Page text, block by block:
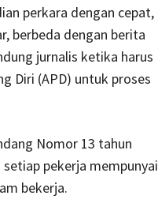
perkara dengan cepat,
berbeda dengan berita
jurnalis ketika harus
Diri (APD) untuk proses
Nomor 13 tahun
pekerja mempunyai
bekerja.